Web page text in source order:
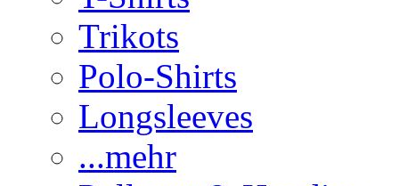
Trikots
Polo-Shirts
Longsleeves
...mehr